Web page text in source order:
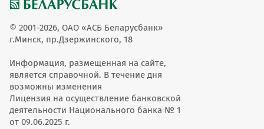
© 2001-2026, ОАО «АСБ Беларусбанк»
г.Минск, пр.Дзержинского, 18
Информация, размещенная на сайте,
является справочной. В течение дня
возможны изменения
Лицензия на осуществление банковской
деятельности Национального банка № 1
от 09.06.2025 г.